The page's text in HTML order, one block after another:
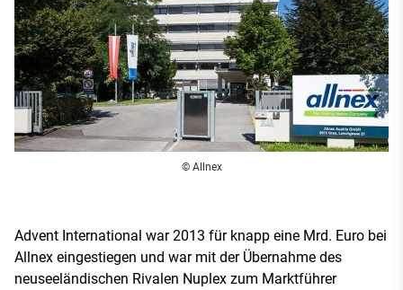
© Allnex
Advent International war 2013 für knapp eine Mrd. Euro bei
Allnex eingestiegen und war mit der Übernahme des
neuseeländischen Rivalen Nuplex zum Marktführer